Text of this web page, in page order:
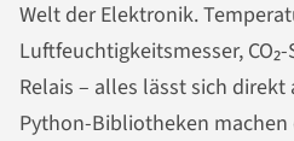
Welt der Elektronik.
Luftfeuchtigkeitsmesser,
Relais – alles lässt sich
Python-Bibliotheken machen